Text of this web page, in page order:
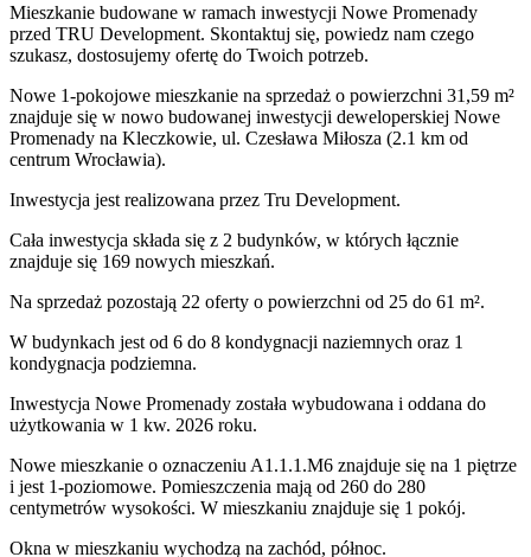
Mieszkanie budowane w ramach inwestycji Nowe Promenady
przed TRU Development. Skontaktuj się, powiedz nam czego
szukasz, dostosujemy ofertę do Twoich potrzeb.
Nowe 1-pokojowe mieszkanie na sprzedaż o powierzchni 31,59 m²
znajduje się w nowo budowanej inwestycji deweloperskiej Nowe
Promenady na Kleczkowie, ul. Czesława Miłosza (2.1 km od
centrum Wrocławia).
Inwestycja jest realizowana przez Tru Development.
Cała inwestycja składa się z 2 budynków, w których łącznie
znajduje się 169 nowych mieszkań.
Na sprzedaż pozostają 22 oferty o powierzchni od 25 do 61 m².
W budynkach jest od 6 do 8 kondygnacji naziemnych oraz 1
kondygnacja podziemna.
Inwestycja Nowe Promenady została wybudowana i oddana do
użytkowania w 1 kw. 2026 roku.
Nowe mieszkanie o oznaczeniu A1.1.1.M6 znajduje się na 1 piętrze
i jest 1-poziomowe. Pomieszczenia mają od 260 do 280
centymetrów wysokości. W mieszkaniu znajduje się 1 pokój.
Okna w mieszkaniu wychodzą na zachód, północ.